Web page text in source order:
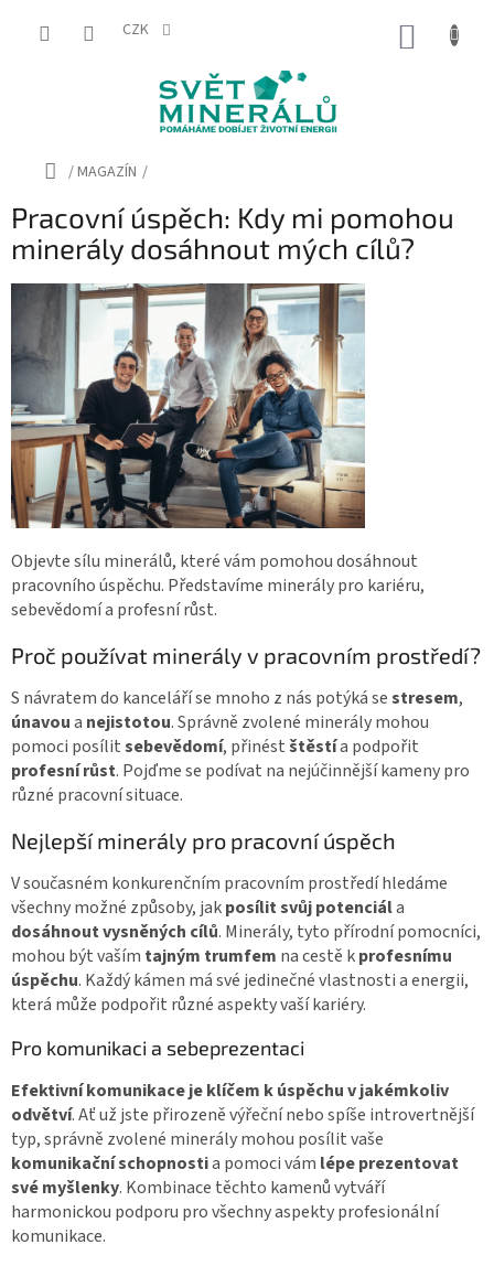
CZK
Domů
/MAGAZÍN /
Pracovní úspěch: Kdy mi pomohou
minerály dosáhnout mých cílů?
Objevte sílu minerálů, které vám pomohou dosáhnout
pracovního úspěchu. Představíme minerály pro kariéru,
sebevědomí a profesní růst.
Proč používat minerály v pracovním prostředí?
S návratem do kanceláří se mnoho z nás potýká sestresem,
únavoua nejistotou. Správně zvolené minerály mohou
pomoci posílitsebevědomí, přinéstštěstía podpořit
profesnírůst. Pojďme se podívat na nejúčinnější kameny pro
různé pracovní situace.
Nejlepší minerály pro pracovní úspěch
V současném konkurenčním pracovním prostředí hledáme
všechny možné způsoby, jakposílit svůj potenciála
dosáhnout vysněných cílů. Minerály, tyto přírodní pomocníci,
mohou být vaším tajným trumfem na cestě kprofesnímu
úspěchu. Každý kámen má své jedinečné vlastnosti a energii,
která může podpořit různé aspekty vaší kariéry.
Pro komunikaci a sebeprezentaci
Efektivní komunikace je klíčem k úspěchu v jakémkoliv
odvětví. Ať už jste přirozeně výřeční nebo spíše introvertnější
typ, správně zvolené minerály mohou posílit vaše
komunikační schopnostia pomoci vám lépe prezentovat
své myšlenky. Kombinace těchto kamenů vytváří
harmonickou podporu pro všechny aspekty profesionální
komunikace.